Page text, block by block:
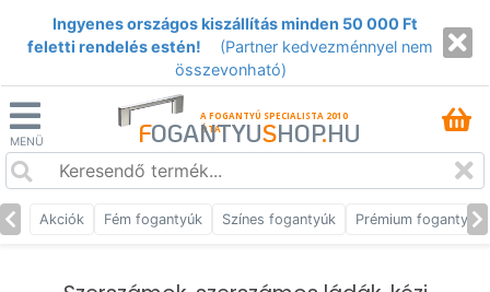
Ingyenes országos kiszállítás minden 50 000 Ft
feletti rendelés estén!
(Partner kedvezménnyel nem
összevonható)
MENÜ
A FOGANTYÚ SPECIALISTA 2010
ÓTA
FOGANTYUSHOP.HU
Akciók Fém fogantyúk Színes fogantyúk Prémium fogantyúk